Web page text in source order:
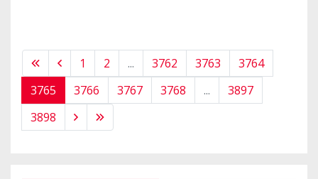
1 2 ... 3762 3763
3764
3765
3766 3767 3768 ...
3897
3898